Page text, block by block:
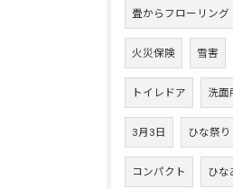
畳からフローリング
火災保険 雪害
トイレドア 洗面
3月3日 ひな祭り
コンパクト ひな